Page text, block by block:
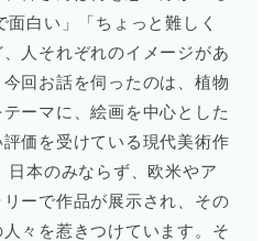
白い」「ちょっと難しく
人それぞれのイメージがあ
回お話を伺ったのは、植物
ーマに、絵画を中心とした
価を受けている現代美術作
日本のみならず、欧米やア
ーで作品が展示され、その
々を惹きつけています。そ